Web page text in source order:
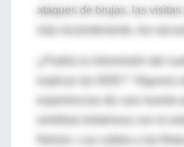
ataques de brujas, las visitas
más recientemente, los
explicar las NDE? "Algunos